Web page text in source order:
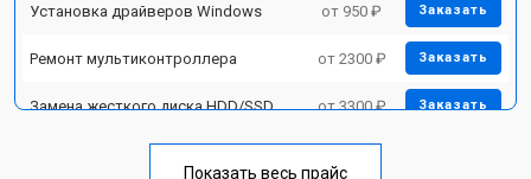
Установка драйверов Windows от 950 ₽ Заказать
Ремонт мультиконтроллера от 2300 ₽ Заказать
Замена жесткого диска HDD/SSD от 3300 ₽ Заказать
Показать весь прайс